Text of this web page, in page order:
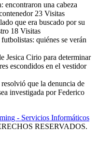
encontraron una cabeza
23 Visitas
que era buscado por su
18 Visitas
quiénes se verán
Jesica Cirio para determinar
escondidos en el vestidor
que la denuncia de
investigada por Federico
- Servicios Informáticos
RESERVADOS.